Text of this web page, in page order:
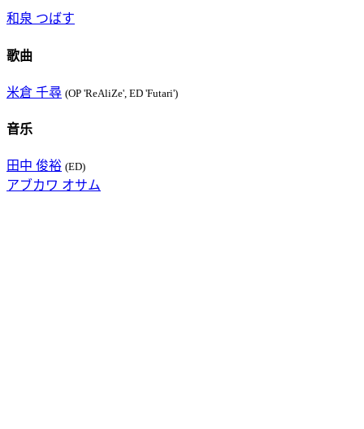
和泉 つばす
歌曲
米倉 千尋 (OP 'ReAliZe', ED 'Futari')
音乐
田中 俊裕 (ED)
アブカワ オサム